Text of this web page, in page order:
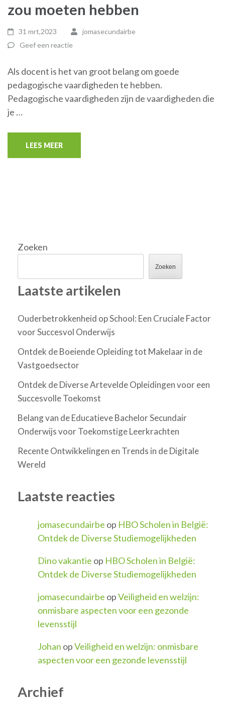
zou moeten hebben
31 mrt,2023
jomasecundairbe
Geef een reactie
Als docent is het van groot belang om goede
pedagogische vaardigheden te hebben.
Pedagogische vaardigheden zijn de vaardigheden die
je …
LEES MEER
Zoeken
Zoeken
Laatste artikelen
Ouderbetrokkenheid op School: Een Cruciale Factor
voor Succesvol Onderwijs
Ontdek de Boeiende Opleiding tot Makelaar in de
Vastgoedsector
Ontdek de Diverse Artevelde Opleidingen voor een
Succesvolle Toekomst
Belang van de Educatieve Bachelor Secundair
Onderwijs voor Toekomstige Leerkrachten
Recente Ontwikkelingen en Trends in de Digitale
Wereld
Laatste reacties
jomasecundairbe op HBO Scholen in België:
Ontdek de Diverse Studiemogelijkheden
Dino vakantie op HBO Scholen in België:
Ontdek de Diverse Studiemogelijkheden
jomasecundairbe opVeiligheid en welzijn:
onmisbare aspecten voor een gezonde
levensstijl
Johan opVeiligheid en welzijn: onmisbare
aspecten voor een gezonde levensstijl
Archief